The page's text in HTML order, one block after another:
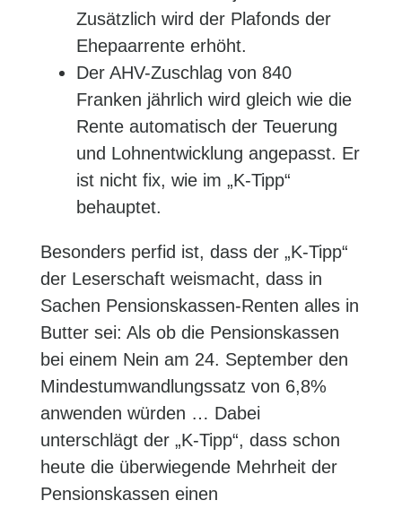
Zusätzlich wird der Plafonds der
Ehepaarrente erhöht.
Der AHV-Zuschlag von 840
Franken jährlich wird gleich wie die
Rente automatisch der Teuerung
und Lohnentwicklung angepasst. Er
ist nicht fix, wie im „K-Tipp“
behauptet.
Besonders perfid ist, dass der „K-Tipp“
der Leserschaft weismacht, dass in
Sachen Pensionskassen-Renten alles in
Butter sei: Als ob die Pensionskassen
bei einem Nein am 24. September den
Mindestumwandlungssatz von 6,8%
anwenden würden … Dabei
unterschlägt der „K-Tipp“, dass schon
heute die überwiegende Mehrheit der
Pensionskassen einen